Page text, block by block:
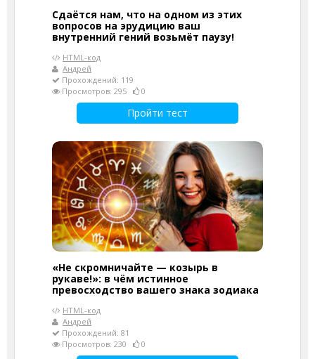
Сдаётся нам, что на одном из этих
вопросов на эрудицию ваш
внутренний гений возьмёт паузу!
HTML-код
Андрей
Прохождений: 119
Просмотров: 295
0
Пройти тест
«Не скромничайте — козырь в
рукаве!»: в чём истинное
превосходство вашего знака зодиака
HTML-код
Андрей
Прохождений: 81
Просмотров: 230
0